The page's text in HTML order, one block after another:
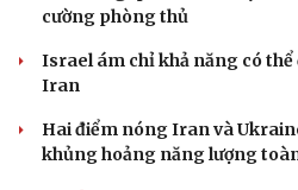
Triệt phá băng nhóm tội
Ông Trump nêu lý do châu Âu
Ukraine gấp rút chuẩn bị cho
cường phòng thủ